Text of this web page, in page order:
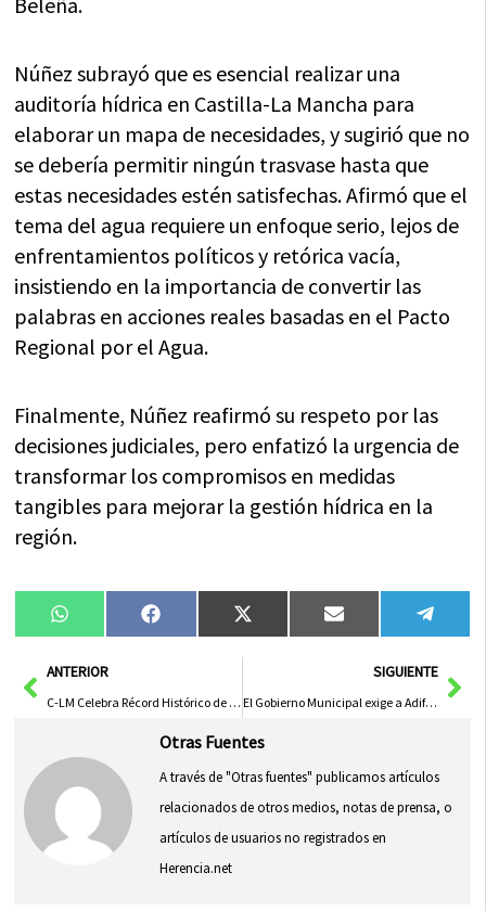
Núñez subrayó que es esencial realizar una
auditoría hídrica en Castilla-La Mancha para
elaborar un mapa de necesidades, y sugirió que no
se debería permitir ningún trasvase hasta que
estas necesidades estén satisfechas. Afirmó que el
tema del agua requiere un enfoque serio, lejos de
enfrentamientos políticos y retórica vacía,
insistiendo en la importancia de convertir las
palabras en acciones reales basadas en el Pacto
Regional por el Agua.
Finalmente, Núñez reafirmó su respeto por las
decisiones judiciales, pero enfatizó la urgencia de
transformar los compromisos en medidas
tangibles para mejorar la gestión hídrica en la
región.
Compartir
en
WhatsAppCompartir
en
FacebookCompartir
en
X
(Twitter)
Compartir
en
Email
en
AntANTERIOR
C-LM Celebra Récord Histórico de Afiliados y Descenso de Parados
SIGUIENTE
El Gobierno Municipal exige a Adif la apertura de instalaciones y servicios de la estación de Valdepeñas
Otras Fuentes
A través de "Otras fuentes" publicamos artículos
relacionados de otros medios, notas de prensa, o
artículos de usuarios no registrados en
Herencia.net